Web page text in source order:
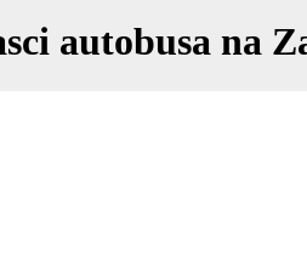
autobusa na